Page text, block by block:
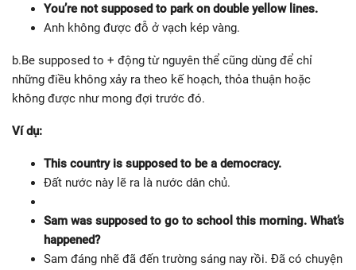
You’re not supposed to park on double yellow lines.
Anh không được đỗ ở vạch kép vàng.
b.Be supposed to + động từ nguyên thể cũng dùng để chỉ
những điều không xảy ra theo kế hoạch, thỏa thuận hoặc
không được như mong đợi trước đó.
Ví dụ:
This country is supposed to be a democracy.
Đất nước này lẽ ra là nước dân chủ.
Sam was supposed to go to school this morning. What’s
happened?
Sam đáng nhẽ đã đến trường sáng nay rồi. Đã có chuyện